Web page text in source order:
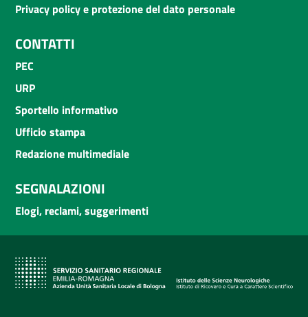
Privacy policy e protezione del dato personale
CONTATTI
PEC
URP
Sportello informativo
Ufficio stampa
Redazione multimediale
SEGNALAZIONI
Elogi, reclami, suggerimenti